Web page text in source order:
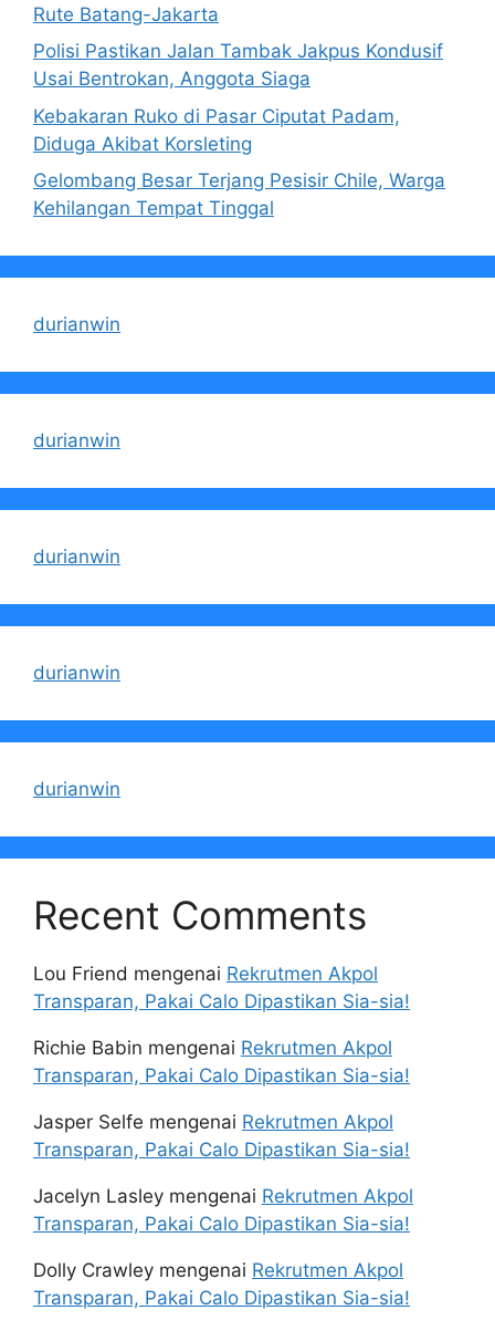
Rute Batang-Jakarta
Polisi Pastikan Jalan Tambak Jakpus Kondusif
Usai Bentrokan, Anggota Siaga
Kebakaran Ruko di Pasar Ciputat Padam,
Diduga Akibat Korsleting
Gelombang Besar Terjang Pesisir Chile, Warga
Kehilangan Tempat Tinggal
durianwin
durianwin
durianwin
durianwin
durianwin
Recent Comments
Lou Friend mengenai Rekrutmen Akpol
Transparan, Pakai Calo Dipastikan Sia-sia!
Richie Babin mengenai Rekrutmen Akpol
Transparan, Pakai Calo Dipastikan Sia-sia!
Jasper Selfe mengenai Rekrutmen Akpol
Transparan, Pakai Calo Dipastikan Sia-sia!
Jacelyn Lasley mengenai Rekrutmen Akpol
Transparan, Pakai Calo Dipastikan Sia-sia!
Dolly Crawley mengenai Rekrutmen Akpol
Transparan, Pakai Calo Dipastikan Sia-sia!